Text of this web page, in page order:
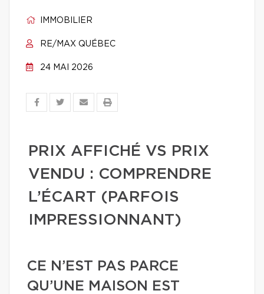
IMMOBILIER
RE/MAX QUÉBEC
24 MAI 2026
PRIX AFFICHÉ VS PRIX
VENDU : COMPRENDRE
L’ÉCART (PARFOIS
IMPRESSIONNANT)
CE N’EST PAS PARCE
QU’UNE MAISON EST